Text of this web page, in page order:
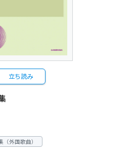
立ち読み
（外国歌曲）